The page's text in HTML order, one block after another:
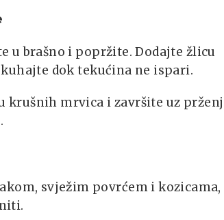
u brašno i popržite. Dodajte žlicu
dok tekućina ne ispari.
krušnih mrvica i završite uz
svježim povrćem i kozicama,